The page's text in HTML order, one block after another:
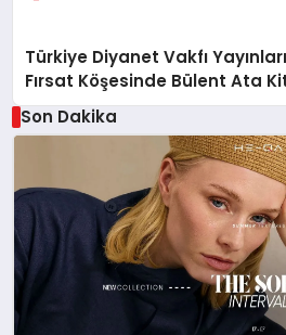
Türkiye Diyanet Vakfı
Fırsat Köşesinde Bülent Ata
Son Dakika